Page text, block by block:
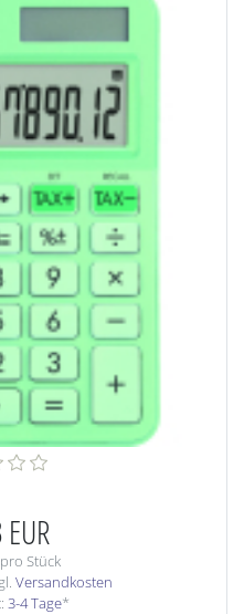
Stück
Versandkosten
3-4 Tage*